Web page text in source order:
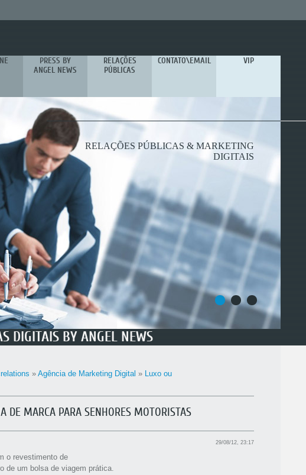
PRESS BY
ANGEL NEWS
RELAÇÕES
PÚBLICAS
CONTATO\EMAIL VIP
RELAÇÕES PÚBLICAS & MARKETING
DIGITAIS
AGÊNCIA DIGITAL DE RELAÇÕES
PÚBLICAS
CRIATIVIDADE E INOVAÇÃO
1
DIGITAIS BY ANGEL NEWS
» Agência de Marketing Digital » Luxo ou
DE MARCA PARA SENHORES MOTORISTAS
29/08/12, 23:17
o revestimento de
de um bolsa de viagem prática.